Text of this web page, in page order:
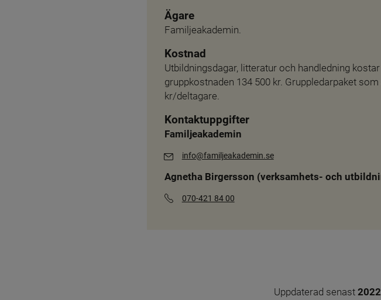
Ägare
Familjeakademin.
Kostnad
Utbildningsdagar, litteratur och handledning
gruppkostnaden 134 500 kr. Gruppledarpaket
kr/deltagare.
Kontaktuppgifter
Familjeakademin
info@familjeakademin.se
Agnetha Birgersson (verksamhets- och
070-421 84 00
Uppdaterad senast